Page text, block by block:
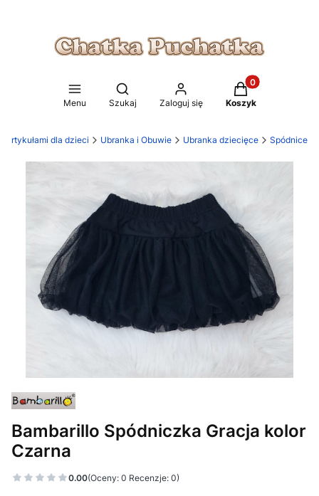
Menu
Otwórz wyszukiwarkę
Szukaj Zaloguj się
Produkty w
Koszyk
artykułami dla dzieci Ubranka i Obuwie Ubranka dziecięce Spódnice
Bambarillo Spódniczka Gracja kolor
Czarna
0.00(Oceny: 0 Recenzje: 0)